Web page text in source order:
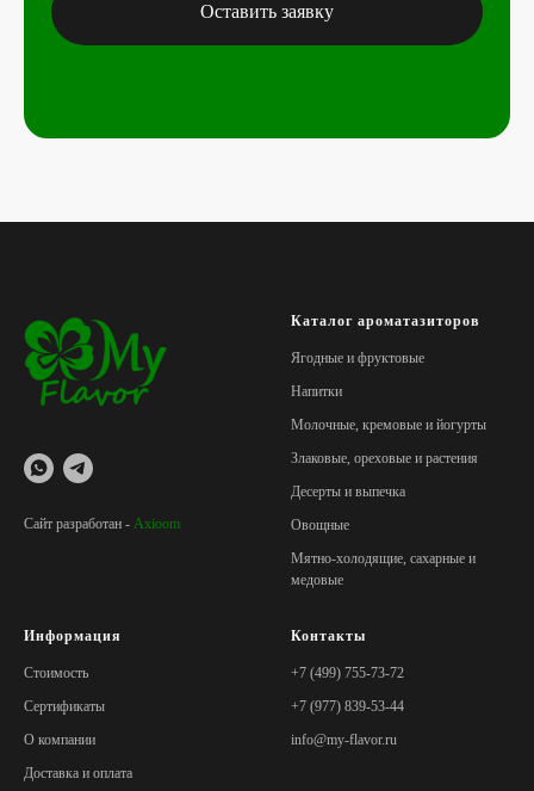
Оставить заявку
Сайт разработан - Axioom
Каталог ароматазиторов
Ягодные и фруктовые
Напитки
Молочные, кремовые и йогурты
Злаковые, ореховые и растения
Десерты и выпечка
Овощные
Мятно-холодящие, сахарные и
медовые
Информация
Стоимость
Сертификаты
О компании
Доставка и оплата
Контакты
+7 (499) 755-73-72
+7 (977) 839-53-44
info@my-flavor.ru